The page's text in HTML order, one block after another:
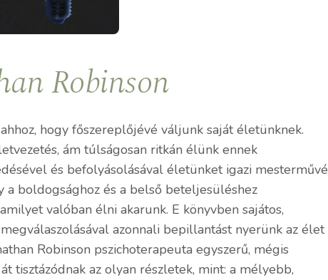
Robinson
hogy főszereplőjévé váljunk saját életünknek.
ám túlságosan ritkán élünk ennek
és befolyásolásával életünket igazi mesterművé
a boldogsághoz és a belső beteljesüléshez
valóban élni akarunk. E könyvben sajátos,
azonnali bepillantást nyerünk az élet
Robinson pszichoterapeuta egyszerű, mégis
tisztázódnak az olyan részletek, mint: a mélyebb,